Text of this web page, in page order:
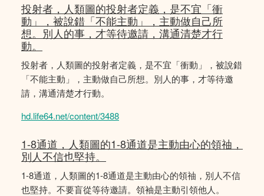
投射者，人類圖的投射者定義，是不宜「衝
動」，被說錯「不能主動」，主動做自己所
想。別人的事，才等待邀請，溝通清楚才行
動。
投射者，人類圖的投射者定義，是不宜「衝動」，被說錯
「不能主動」，主動做自己所想。別人的事，才等待邀
請，溝通清楚才行動。
hd.life64.net/content/3488
1-8通道，人類圖的1-8通道是主動由心的領䄂，
別人不信也堅持。
1-8通道，人類圖的1-8通道是主動由心的領䄂，別人不信
也堅持。不要盲從等待邀請。領袖是主動引領他人。